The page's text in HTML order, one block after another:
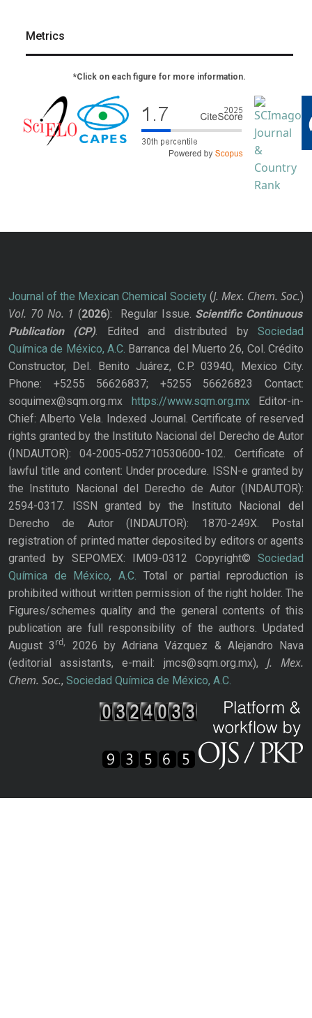
Metrics
*Click on each figure for more information.
Journal of the Mexican Chemical Society(J. Mex. Chem. Soc.)
Vol. 70 No. 1 (2026): Regular Issue. Scientific Continuous
Publication
(CP). Edited and distributed bySociedad
Química de México, A.C. Barranca del Muerto 26, Col. Crédito
Constructor, Del. Benito Juárez, C.P. 03940, Mexico City.
Phone: +5255 56626837; +5255 56626823 Contact:
soquimex@sqm.org.mx
https://www.sqm.org.mxEditor-in-
Chief: Alberto Vela. Indexed Journal. Certificate of reserved
rights granted by the Instituto Nacional del Derecho de Autor
(INDAUTOR): 04-2005-052710530600-102. Certificate of
lawful title and content: Under procedure. ISSN-e granted by
the Instituto Nacional del Derecho de Autor (INDAUTOR):
2594-0317. ISSN granted by the Instituto Nacional del
Derecho de Autor (INDAUTOR): 1870-249X. Postal
registration of printed matter deposited by editors or agents
granted by SEPOMEX: IM09-0312 Copyright© Sociedad
Química de México, A.C. Total or partial reproduction is
prohibited without written permission of the right holder. The
Figures/schemes quality and the general contents of this
publication are full responsibility of the authors. Updated
August 3rd,
2026 by Adriana Vázquez & Alejandro Nava
(editorial assistants, e-mail: jmcs@sqm.org.mx), J. Mex.
Chem. Soc., Sociedad Química de México, A.C.